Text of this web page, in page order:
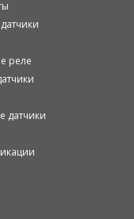
реле
датчики